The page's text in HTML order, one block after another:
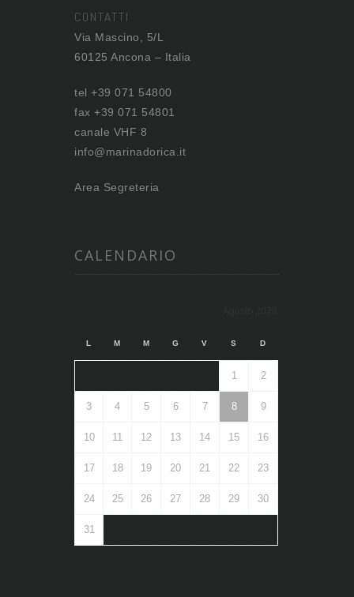
CONTATTI
Via Mascino, 5/L
60125 Ancona – Italia
tel +39 071 54800
fax +39 071 54801
canale VHF 8
info@marinadorica.it
Area Segreteria
CALENDARIO
L M M G V S D
1 2
3 4 5 6 7 8 9
10 11 12 13 14 15 16
17 18 19 20 21 22 23
24 25 26 27 28 29 30
31